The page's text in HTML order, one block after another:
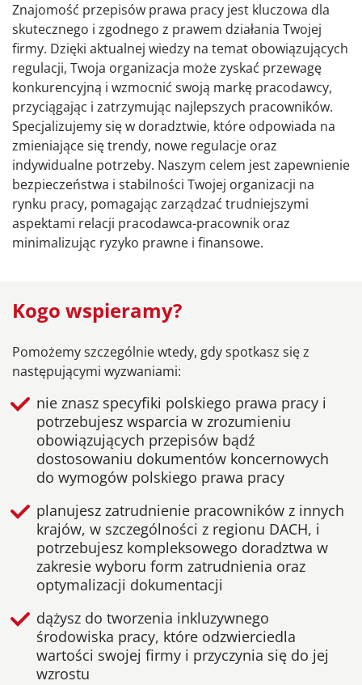
Znajomość przepisów prawa pracy jest kluczowa dla
skutecznego i zgodnego z prawem działania Twojej
firmy. Dzięki aktualnej wiedzy na temat obowiązujących
regulacji, Twoja organizacja może zyskać przewagę
konkurencyjną i wzmocnić swoją markę pracodawcy,
przyciągając i zatrzymując najlepszych pracowników.
Specjalizujemy się w doradztwie, które odpowiada na
zmieniające się trendy, nowe regulacje oraz
indywidualne potrzeby. Naszym celem jest zapewnienie
bezpieczeństwa i stabilności Twojej organizacji na
rynku pracy, pomagając zarządzać trudniejszymi
aspektami relacji pracodawca-pracownik oraz
minimalizując ryzyko prawne i finansowe.
Kogo wspieramy?
Pomożemy szczególnie wtedy, gdy spotkasz się z
następującymi wyzwaniami:
nie znasz specyfiki polskiego prawa pracy i
potrzebujesz wsparcia w zrozumieniu
obowiązujących przepisów bądź
dostosowaniu dokumentów koncernowych
do wymogów polskiego prawa pracy
planujesz zatrudnienie pracowników z innych
krajów, w szczególności z regionu DACH, i
potrzebujesz kompleksowego doradztwa w
zakresie wyboru form zatrudnienia oraz
optymalizacji dokumentacji
dążysz do tworzenia inkluzywnego
środowiska pracy, które odzwierciedla
wartości swojej firmy i przyczynia się do jej
wzrostu